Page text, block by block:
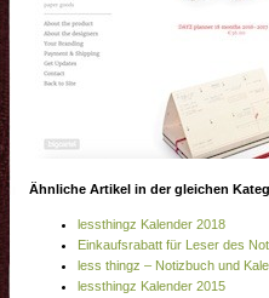
Ähnliche Artikel in der gleichen
lessthingz Kalender 2018
Einkaufsrabatt für Leser des
less thingz – Notizbuch und
lessthingz Kalender 2015